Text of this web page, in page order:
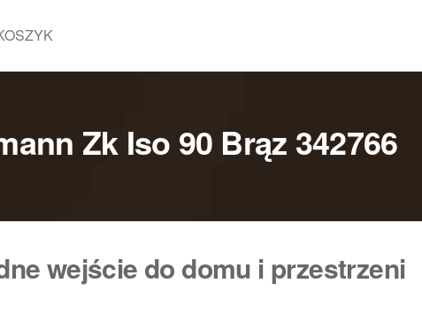
Zk Iso 90 Brąz 342766
wejście do domu i przestrzeni